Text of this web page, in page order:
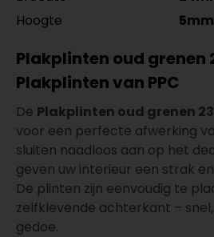
Hoogte
5mm
Plakplinten oud grenen
Plakplinten van PPC
De Plakplinten oud grenen
voor een perfecte afwerking
sluiten naadloos aan op het
geven uw interieur een strak
De plinten zijn eenvoudig te
zelfklevende achterkant –
gedoe.